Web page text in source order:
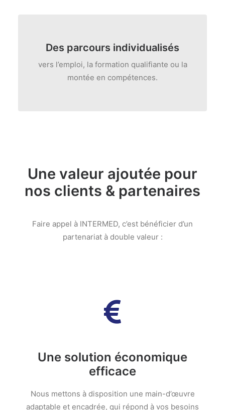
Des parcours individualisés
vers l’emploi, la formation qualifiante ou la
montée en compétences.
Une valeur ajoutée pour
nos clients & partenaires
Faire appel à INTERMED, c’est bénéficier d’un
partenariat à double valeur :
Une solution économique
efficace
Nous mettons à disposition une main-d’œuvre
adaptable et encadrée, qui répond à vos besoins